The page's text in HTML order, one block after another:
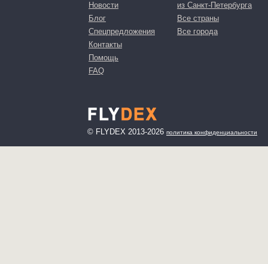
Новости
Блог
Спецпредложения
Контакты
Помощь
FAQ
из Санкт-Петербурга
Все страны
Все города
© FLYDEX 2013-2026 политика конфиденциальности